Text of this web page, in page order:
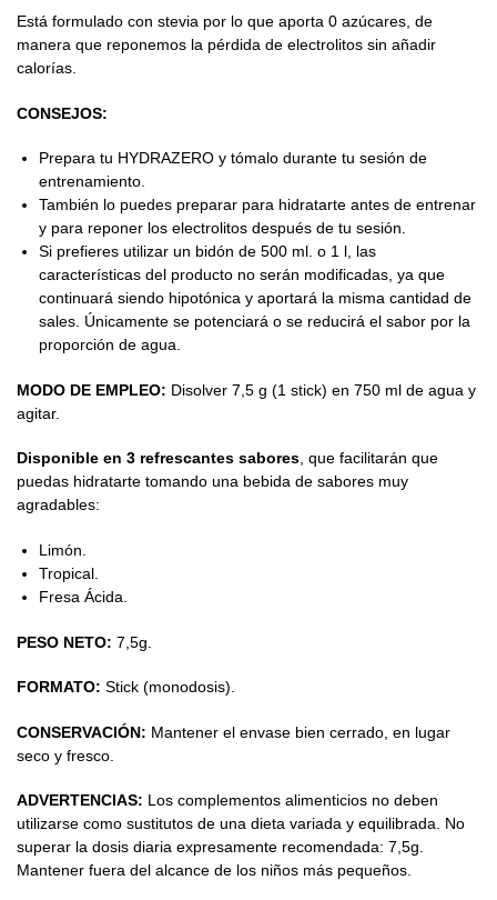
Está formulado con stevia por lo que aporta 0 azúcares, de
manera que reponemos la pérdida de electrolitos sin añadir
calorías.
CONSEJOS:
Prepara tu HYDRAZERO y tómalo durante tu sesión de
entrenamiento.
También lo puedes preparar para hidratarte antes de entrenar
y para reponer los electrolitos después de tu sesión.
Si prefieres utilizar un bidón de 500 ml. o 1 l, las
características del producto no serán modificadas, ya que
continuará siendo hipotónica y aportará la misma cantidad de
sales. Únicamente se potenciará o se reducirá el sabor por la
proporción de agua.
MODO DE EMPLEO: Disolver 7,5 g (1 stick) en 750 ml de agua y
agitar.
Disponible en 3 refrescantes sabores, que facilitarán que
puedas hidratarte tomando una bebida de sabores muy
agradables:
Limón.
Tropical.
Fresa Ácida.
PESO NETO: 7,5g.
FORMATO: Stick (monodosis).
CONSERVACIÓN: Mantener el envase bien cerrado, en lugar
seco y fresco.
ADVERTENCIAS: Los complementos alimenticios no deben
utilizarse como sustitutos de una dieta variada y equilibrada. No
superar la dosis diaria expresamente recomendada: 7,5g.
Mantener fuera del alcance de los niños más pequeños.